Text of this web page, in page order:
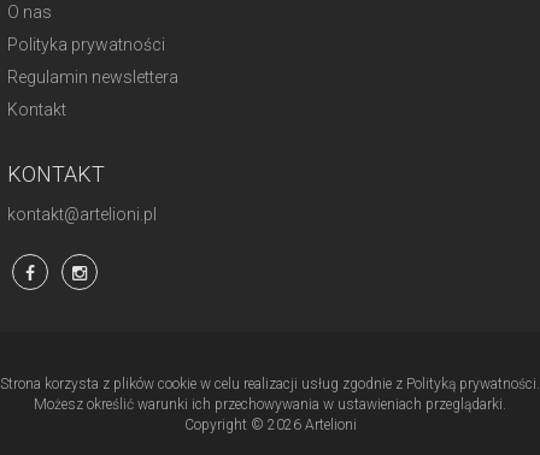
O nas
Polityka prywatności
Regulamin newslettera
Kontakt
KONTAKT
kontakt@artelioni.pl
Strona korzysta z plików cookie w celu realizacji usług zgodnie z Polityką prywatności.
Możesz określić warunki ich przechowywania w ustawieniach przeglądarki.
Copyright © 2026 Artelioni